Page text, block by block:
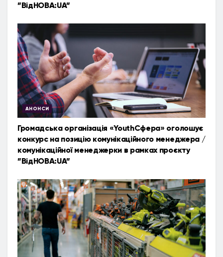
”ВідНОВА:UA”
АНОНСИ
Громадська організація «YouthСфера» оголошує
конкурс на позицію комунікаційного менеджера /
комунікаційної менеджерки в рамках проєкту
”ВідНОВА:UA”